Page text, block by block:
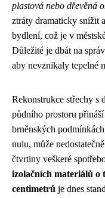
plastová nebo dřevěná
ztráty dramaticky snížit
bydlení, což je v
Důležité je dbát na
aby nevznikaly tepelné
Rekonstrukce střechy s
půdního prostoru
brněnských
nulu, může
čtvrtiny veškeré
izolačních materiálů o
centimetrů je dnes